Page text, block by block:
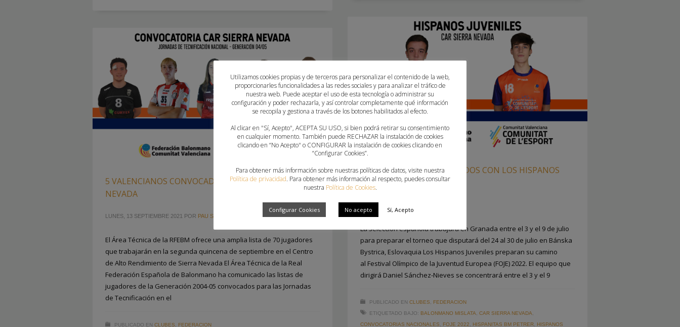
2 VALENCIANOS CONVOCADOS CON LOS HISPANOS
JUVENILES
La selección española trabajará en Granada entre el 3 y el 9 de julio
para preparar el torneo que disputará del 24 al 30 de julio en Bánska
Bystrica, Eslovaquia Los Hispanos Juveniles preparan su camino
al Festival Olímpico de la Juventud Europea (FOJE) 2022. El equipo que
dirigirá Daniel Sánchez-Nieves se concentrará entre el 3 y el 9
PUBLICADO EN CLUBES
FEDERACION
ETIQUETADO BAJO: BALONMANO MISLATA CAR SIERRA NEVADA
CONVOCATORIAS NACIONALES
FOJE 2022 HISPANITAS BM PETRER
HISPANOS
5 VALENCIANOS CONVOCADOS AL CAR DE SIERRA
NEVADA
LUNES, 13 SEPTIEMBRE 2021 POR PAU SAIZ
El Área Técnica de la RFEBM ofrece una amplia lista de 70 jugadores
que trabajarán en la segunda quincena de septiembre en el Centro
de Alto Rendimiento de Sierra Nevada El Área Técnica de la Real
Federación Española de Balonmano ha comunicado las listas de
jugadores de la Generación 2004-05 convocados para las Jornadas
de Tecnificación en el
PUBLICADO EN CLUBES
FEDERACION
Utilizamos cookies propias y de terceros para personalizar el contenido de la web,
proporcionarles funcionalidades a las redes sociales y para analizar el tráfico de
nuestra web. Puede aceptar el uso de esta tecnología o administrar su
configuración y poder rechazarla, y así controlar completamente qué información
se recopila y gestiona a través de los botones habilitados al efecto.
Al clicar en "Sí, Acepto", ACEPTA SU USO, si bien podrá retirar su consentimiento
en cualquier momento. También puede RECHAZAR la instalación de cookies
clicando en “No Acepto" o CONFIGURAR la instalación de cookies clicando en
“Configurar Cookies”.
Para obtener más información sobre nuestras políticas de datos, visite nuestra
Política de privacidad. Para obtener más información al respecto, puedes consultar
nuestra Política de Cookies.
Configurar Cookies No acepto Sí, Acepto